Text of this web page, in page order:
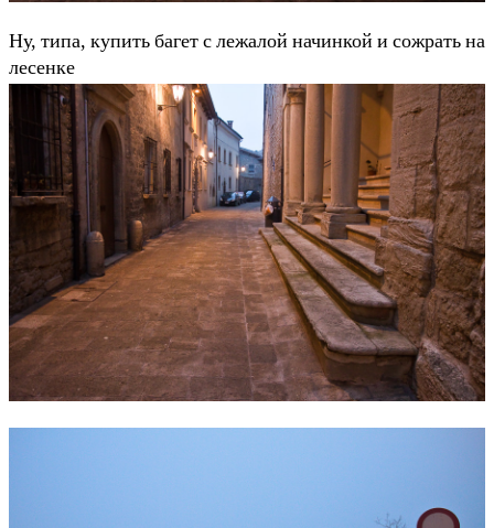
Ну, типа, купить багет с лежалой начинкой и сожрать на
лесенке